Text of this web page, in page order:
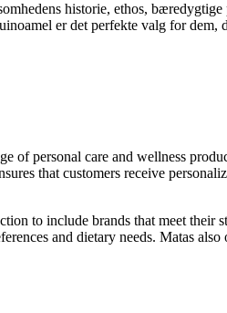
historie, ethos,
er det perfekte valg for dem,
of personal care and wellness
that customers receive
to include brands that meet their
and dietary needs. Matas